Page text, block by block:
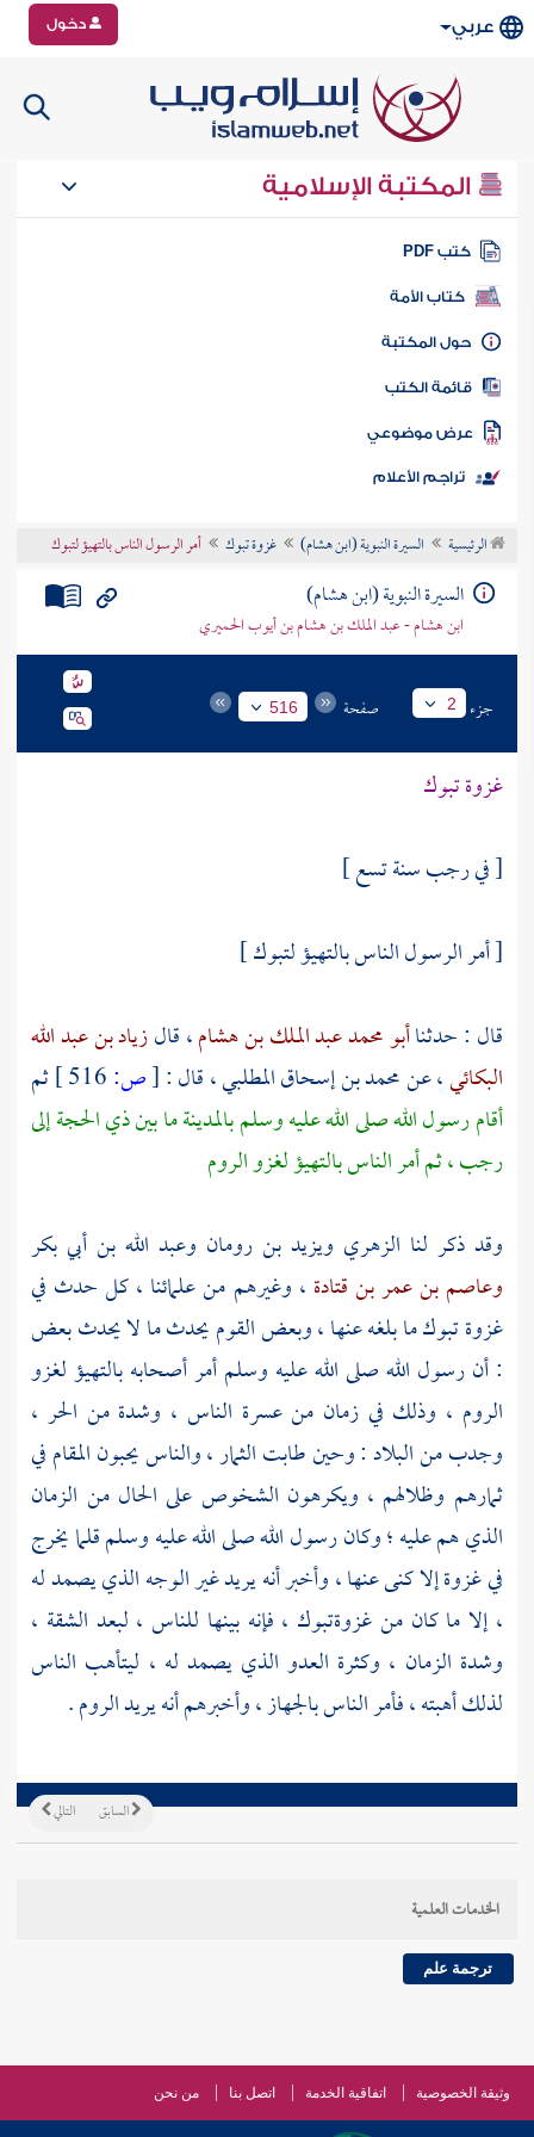
عربي دخول
المكتبة الإسلامية
كتب PDF
كتاب الأمة
المكتبة
الكتب
موضوعي
تراجم الأعلام
الرئيسية السيرة النبوية (ابن هشام) غزوة تبوك أمر الرسول الناس بالتهيؤ لتبوك
السيرة النبوية (ابن هشام)
ابن هشام - عبد الملك بن هشام بن أيوب الحميري
جزء 2 صفحة 516
غزوةتبوك
[ في رجب سنة تسع ]
[ أمر الرسول الناس بالتهيؤلتبوك]
قال : حدثناأبو محمد عبد الملك بن هشام، قالزياد بن عبد الله
البكائي، عنمحمد بن إسحاق المطلبي، قال :[ص:
ثم
أقام رسول الله صلى الله عليه وسلمبالمدينةما بين ذي الحجة إلى
رجب ، ثم أمر الناس بالتهيؤ لغزوالروم
وقد ذكر لنا الزهري ويزيد بن رومان وعبد الله بن أبي بكر
وعاصم بن عمر بن قتادة ، وغيرهم من علمائنا ، كل حدث في
غزوةتبوكما بلغه عنها ، وبعض القوم يحدث ما لا يحدث بعض
: أن رسول الله صلى الله عليه وسلم أمر أصحابه بالتهيؤ لغزو
الروم ، وذلك في زمان من عسرة الناس ، وشدة من الحر ،
وجدب من البلاد : وحين طابت الثمار ، والناس يحبون المقام في
ثمارهم وظلالهم ، ويكرهون الشخوص على الحال من الزمان
الذي هم عليه ؛ وكان رسول الله صلى الله عليه وسلم قلما يخرج
في غزوة إلا كنى عنها ، وأخبر أنه يريد غير الوجه الذي يصمد له
، إلا ما كان من غزوةتبوك ، فإنه بينها للناس ، لبعد الشقة ،
وشدة الزمان ، وكثرة العدو الذي يصمد له ، ليتأهب الناس
لذلك أهبته ، فأمر الناس بالجهاز ، وأخبرهم أنه يريدالروم.
التالي السابق
الخدمات العلمية
ترجمة علم
وثيقة الخصوصية اتفاقية الخدمة اتصل بنا من نحن